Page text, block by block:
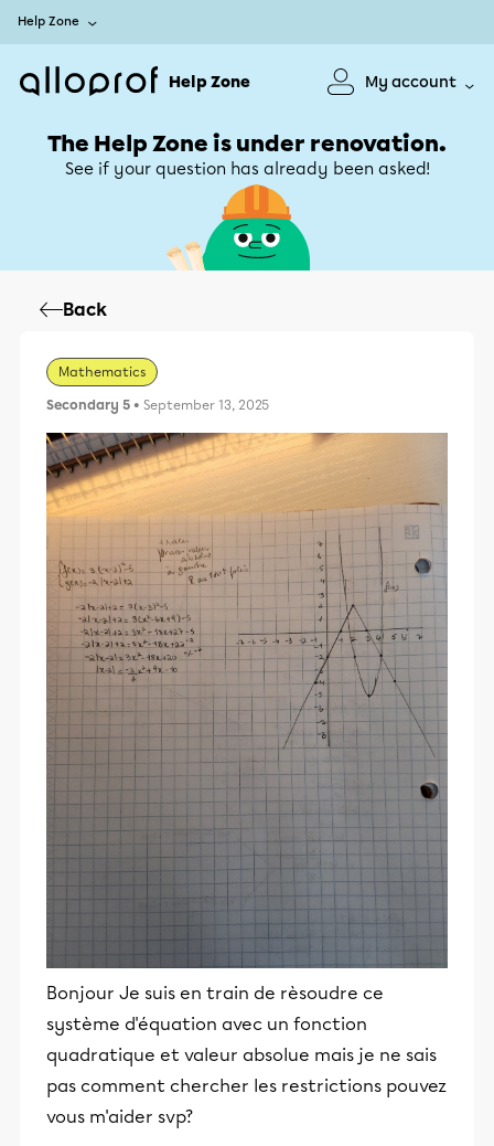
Help Zone
Help Zone My account
The Help Zone is under renovation.
See if your question has already been asked!
Back
Mathematics
Secondary 5 • September 13, 2025
Bonjour Je suis en train de rèsoudre ce
système d'équation avec un fonction
quadratique et valeur absolue mais je ne sais
pas comment chercher les restrictions pouvez
vous m'aider svp?